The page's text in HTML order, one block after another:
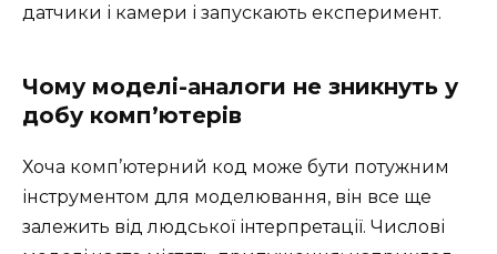
датчики і камери і запускають експеримент.
Чому моделі-аналоги не зникнуть у
добу комп’ютерів
Хоча комп’ютерний код може бути потужним
інструментом для моделювання, він все ще
залежить від людської інтерпретації. Числові